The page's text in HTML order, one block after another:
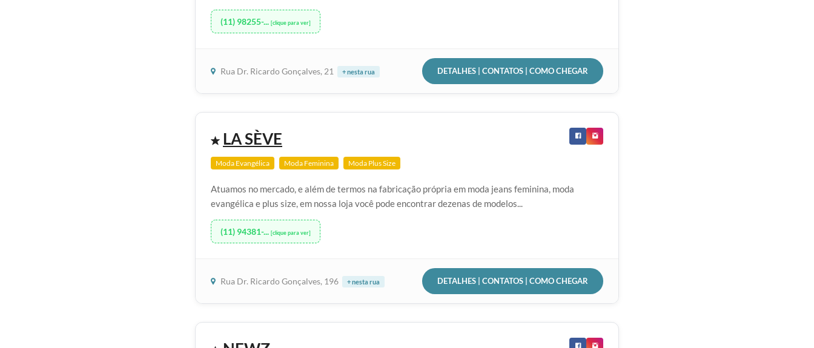
(11) 98255-... [clique para ver]
Rua Dr. Ricardo Gonçalves, 21 + nesta rua DETALHES | CONTATOS | COMO CHEGAR
LA SÈVE
Moda Evangélica Moda Feminina Moda Plus Size
Atuamos no mercado, e além de termos na fabricação própria em moda jeans feminina, moda
evangélica e plus size, em nossa loja você pode encontrar dezenas de modelos...
(11) 94381-... [clique para ver]
Rua Dr. Ricardo Gonçalves, 196 + nesta rua DETALHES | CONTATOS | COMO CHEGAR